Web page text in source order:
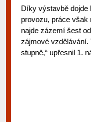
Díky výstavbě dojde
provozu, práce však
najde zázemí šest
zájmové vzdělávání.
stupně,“ upřesnil 1.